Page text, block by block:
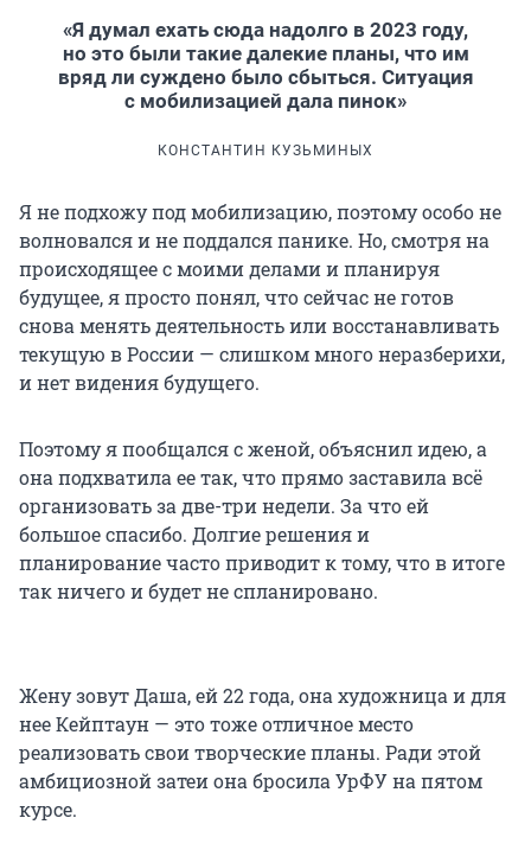
«Я думал ехать сюда надолго в 2023 году,
но это были такие далекие планы, что им
вряд ли суждено было сбыться. Ситуация
с мобилизацией дала пинок»
КОНСТАНТИН КУЗЬМИНЫХ
Я не подхожу под мобилизацию, поэтому особо не
волновался и не поддался панике. Но, смотря на
происходящее с моими делами и планируя
будущее, я просто понял, что сейчас не готов
снова менять деятельность или восстанавливать
текущую в России — слишком много неразберихи,
и нет видения будущего.
Поэтому я пообщался с женой, объяснил идею, а
она подхватила ее так, что прямо заставила всё
организовать за две-три недели. За что ей
большое спасибо. Долгие решения и
планирование часто приводит к тому, что в итоге
так ничего и будет не спланировано.
Жену зовут Даша, ей 22 года, она художница и для
нее Кейптаун — это тоже отличное место
реализовать свои творческие планы. Ради этой
амбициозной затеи она бросила УрФУ на пятом
курсе.